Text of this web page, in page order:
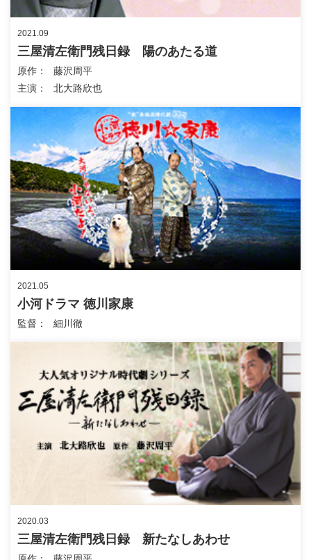
2021.09
三屋清左衛門残日録 陽のあたる道
原作
主演
藤沢周平
北大路欣也
2021.05
小河ドラマ 徳川家康
監督 細川徹
2020.03
三屋清左衛門残日録 新たなしあわせ